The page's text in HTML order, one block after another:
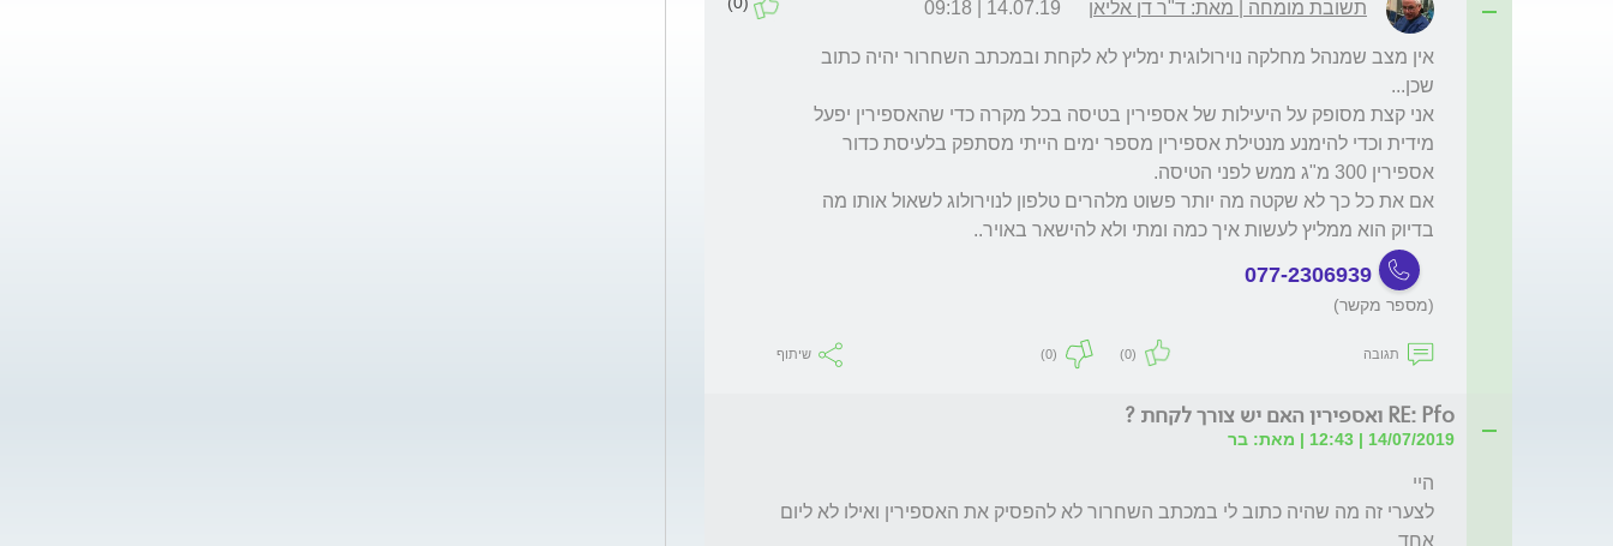
תשובת מומחה | מאת: ד"ר דן אליאן 14.07.19 | 09:18
בדיוק הוא ממליץ לעשות איך כמה ומתי ולא להישאר באויר..
077-2306939
(מספר מקשר)
תגובה (0)
(0) שיתוף
RE: Pfo ואספירין האם יש צורך לקחת ?
14/07/2019 | 12:43 | מאת: בר